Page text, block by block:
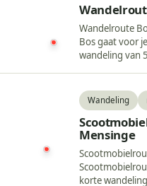
Wandelroute
Bos gaat voor
wandeling van
Wandeling
Mensinge
korte